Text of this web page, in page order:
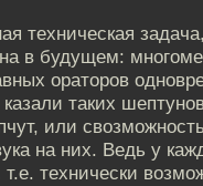
техническая
в будущем:
ораторов
таких
или
на них. Ведь у
технически